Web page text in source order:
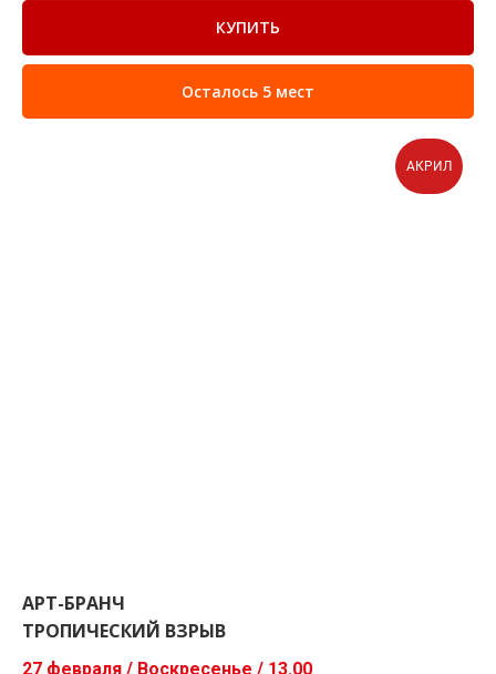
КУПИТЬ
Осталось 5 мест
АКРИЛ
АРТ-БРАНЧ
ТРОПИЧЕСКИЙ ВЗРЫВ
27 февраля / Воскресенье / 13.00